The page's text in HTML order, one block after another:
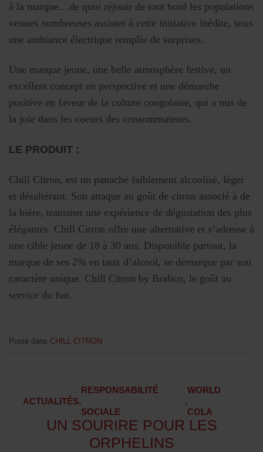
à la marque…de quoi réjouir de tout bord les populations
venues nombreuses assister à cette initiative inédite, sous
une ambiance électrique remplie de surprises.
Une marque jeune, une belle atmosphère festive, un
excellent concept en perspective et une démarche
positive en faveur de la culture congolaise, qui a mis de
la joie dans les coeurs des consommateurs.
LE PRODUIT :
Chill Citron, est un panaché faiblement alcoolisé, léger
et désaltérant. Son attaque au goût de citron associé à de
la bière, transmet une expérience de dégustation des plus
élégantes. Chill Citron offre une alternative et s’adresse à
une cible jeune de 18 à 30 ans. Disponible partout, la
marque de ses 2% en taux d’alcool, se démarque par son
caractère unique. Chill Citron by Bralico, le goût au
service du fun.
Posté dans CHILL CITRON
ACTUALITÉS,
RESPONSABILITÉ
SOCIALE
,
WORLD
COLA
UN SOURIRE POUR LES
ORPHELINS